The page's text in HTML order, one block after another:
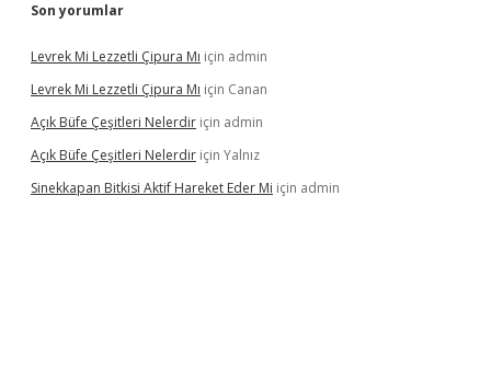
Son yorumlar
Levrek Mi Lezzetli Çipura Mı için admin
Levrek Mi Lezzetli Çipura Mı için Canan
Açık Büfe Çeşitleri Nelerdir için admin
Açık Büfe Çeşitleri Nelerdir için Yalnız
Sinekkapan Bitkisi Aktif Hareket Eder Mi için admin